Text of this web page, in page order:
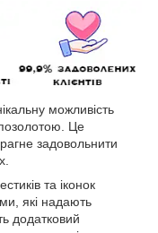
можливість
позолотою. Це
задовольнити
та іконок
які надають
додатковий